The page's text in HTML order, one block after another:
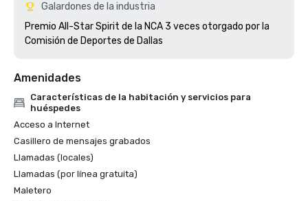
Galardones de la industria
Premio All-Star Spirit de la NCA 3 veces otorgado por la
Comisión de Deportes de Dallas
Amenidades
Características de la habitación y servicios para
huéspedes
Acceso a Internet
Casillero de mensajes grabados
Llamadas (locales)
Llamadas (por línea gratuita)
Maletero